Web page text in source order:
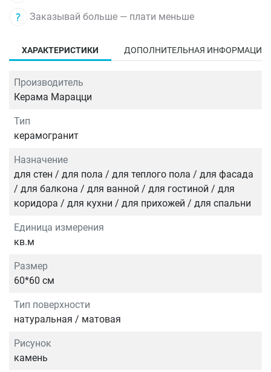
Заказывай больше — плати меньше
ХАРАКТЕРИСТИКИ ДОПОЛНИТЕЛЬНАЯ ИНФОРМАЦИЯ
Производитель
Керама Марацци
Тип
керамогранит
Назначение
для стен / для пола / для теплого пола / для фасада
/ для балкона / для ванной / для гостиной / для
коридора / для кухни / для прихожей / для спальни
Единица измерения
кв.м
Размер
60*60 см
Тип поверхности
натуральная / матовая
Рисунок
камень